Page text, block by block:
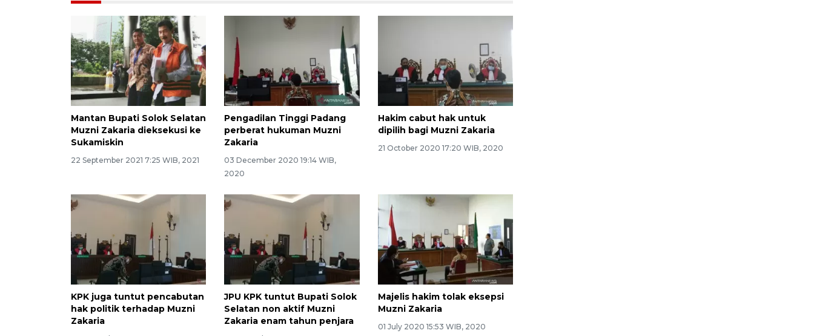
Mantan Bupati Solok Selatan
Muzni Zakaria dieksekusi ke
Sukamiskin
22 September 2021 7:25 WIB, 2021
Pengadilan Tinggi Padang
perberat hukuman Muzni
Zakaria
03 December 2020 19:14 WIB,
2020
Hakim cabut hak untuk
dipilih bagi Muzni Zakaria
21 October 2020 17:20 WIB, 2020
KPK juga tuntut pencabutan
hak politik terhadap Muzni
Zakaria
JPU KPK tuntut Bupati Solok
Selatan non aktif Muzni
Zakaria enam tahun penjara
Majelis hakim tolak eksepsi
Muzni Zakaria
01 July 2020 15:53 WIB, 2020